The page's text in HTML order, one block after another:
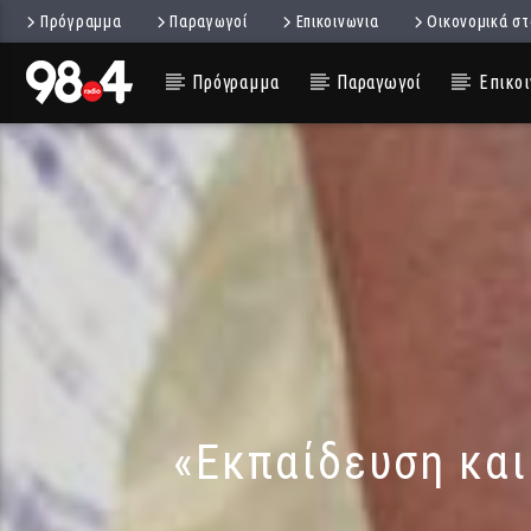
Πρόγραμμα Παραγωγοί Επικοινωνια Οικονομικά
Πρόγραμμα Παραγωγοί
«Εκπαίδευση